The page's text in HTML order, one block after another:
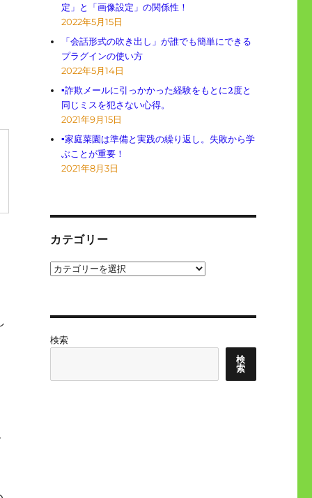
定」と「画像設定」の関係性！
2022年5月15日
「会話形式の吹き出し」が誰でも簡単にできる
プラグインの使い方
2022年5月14日
▪詐欺メールに引っかかった経験をもとに2度と
同じミスを犯さない心得。
2021年9月15日
▪家庭菜園は準備と実践の繰り返し。失敗から学
ぶことが重要！
2021年8月3日
カテゴリー
カ
検索
検
索